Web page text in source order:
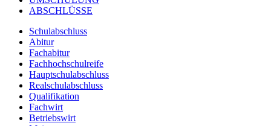
ABSCHLÜSSE
Schulabschluss
Abitur
Fachabitur
Fachhochschulreife
Hauptschulabschluss
Realschulabschluss
Qualifikation
Fachwirt
Betriebswirt